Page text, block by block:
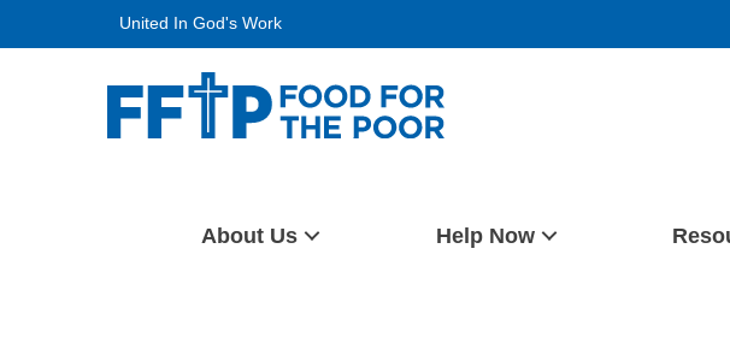
United In God's Work
About Us Help Now